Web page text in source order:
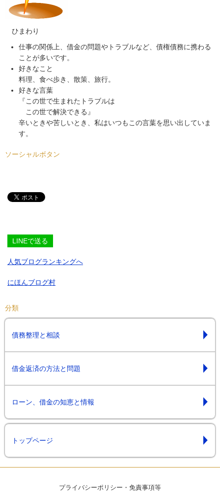
ひまわり
仕事の関係上、借金の問題やトラブルなど、債権債務に携わる
ことが多いです。
好きなこと
料理、食べ歩き、散策、旅行。
好きな言葉
『この世で生まれたトラブルは
この世で解決できる』
辛いときや苦しいとき、私はいつもこの言葉を思い出していま
す。
ソーシャルボタン
LINEで送る
人気ブログランキングへ
にほんブログ村
分類
債務整理と相談
借金返済の方法と問題
ローン、借金の知恵と情報
トップページ
プライバシーポリシー・免責事項等